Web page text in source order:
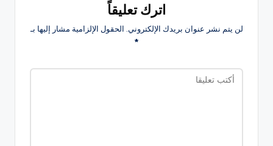
اترك تعليقاً
لن يتم نشر عنوان بريدك الإلكتروني. الحقول الإلزامية مشار إليها بـ
*